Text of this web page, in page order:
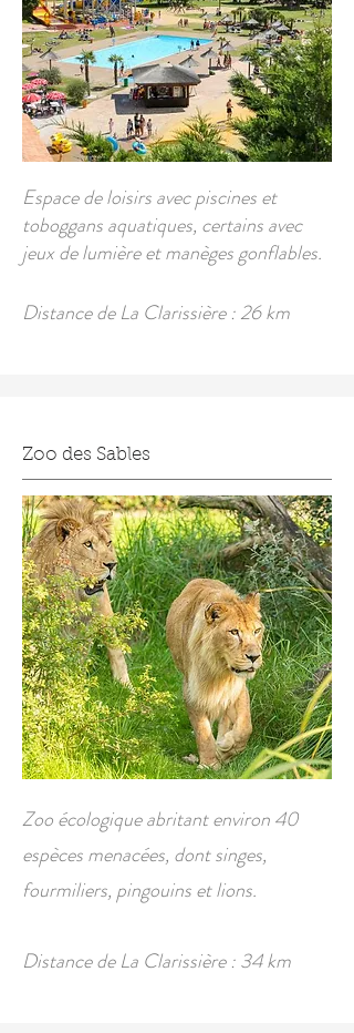
Espace de loisirs avec piscines et
toboggans aquatiques, certains avec
jeux de lumière et manèges gonflables.
Distance de La Clarissière : 26 km
Zoo des Sables
Zoo écologique abritant environ 40
espèces menacées, dont singes,
fourmiliers, pingouins et lions.
Distance de La Clarissière : 34 km